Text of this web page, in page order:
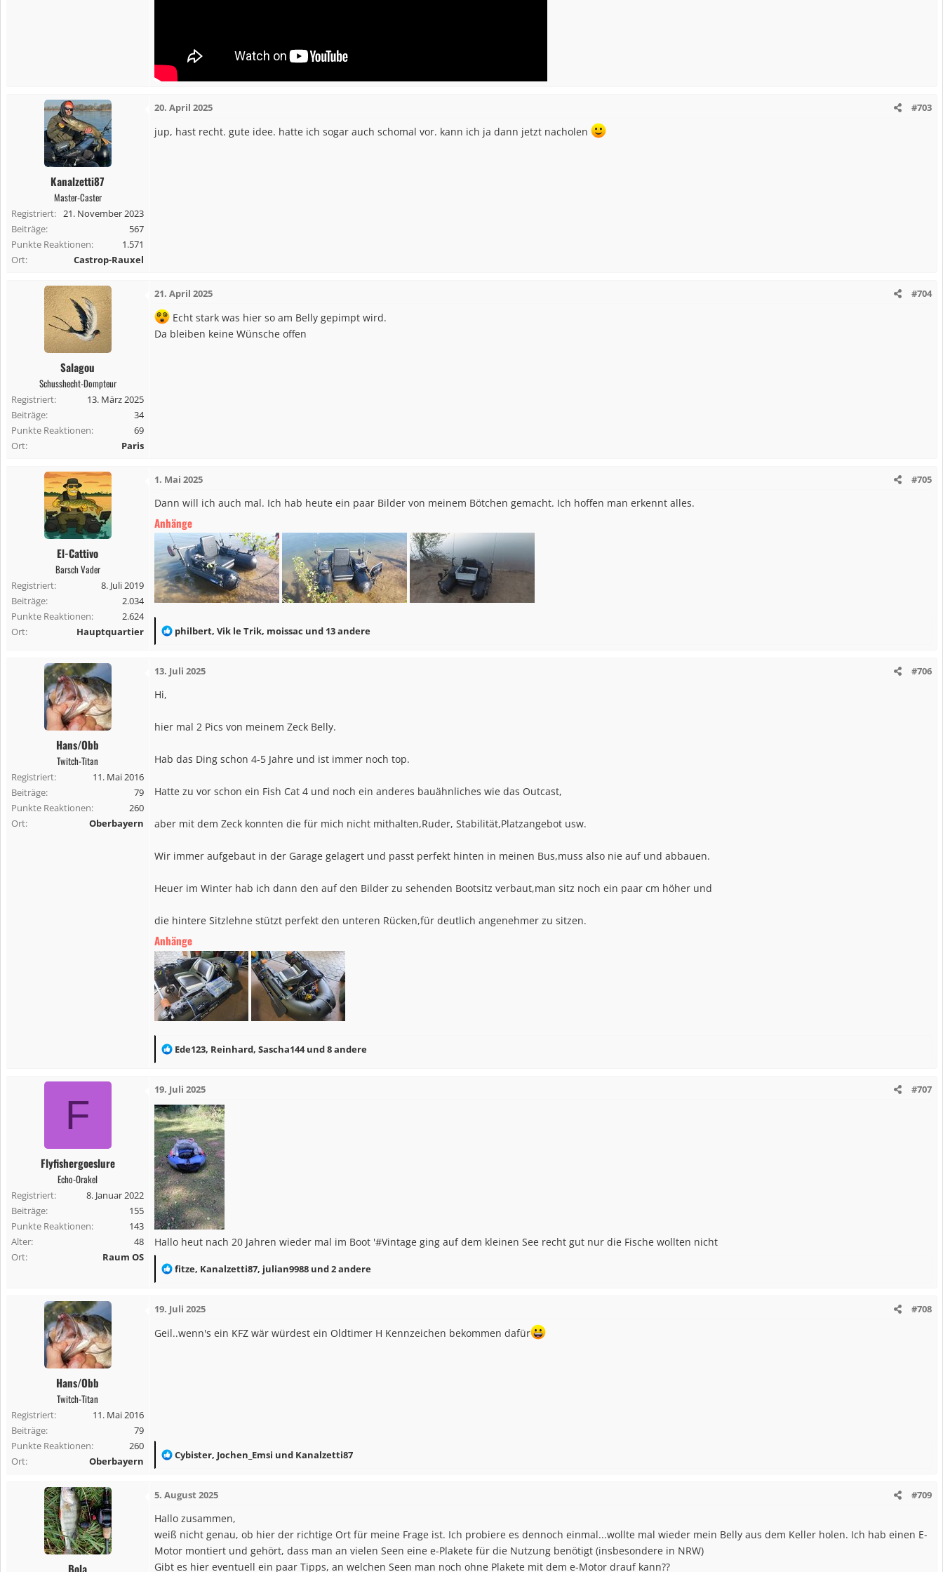
Kanalzetti87
Master-Caster
Registriert
21. November 2023
Beiträge
567
Punkte Reaktionen
1.571
Ort
Castrop-Rauxel
20. April 2025 #703
jup, hast recht. gute idee. hatte ich sogar auch schomal vor. kann ich ja dann jetzt nacholen
Salagou
Schusshecht-Dompteur
Registriert
13. März 2025
Beiträge
34
Punkte Reaktionen
69
Ort
Paris
21. April 2025 #704
Echt stark was hier so am Belly gepimpt wird.
Da bleiben keine Wünsche offen
El-Cattivo
Barsch Vader
Registriert
8. Juli 2019
Beiträge
2.034
Punkte Reaktionen
2.624
Ort
Hauptquartier
1. Mai 2025 #705
Dann will ich auch mal. Ich hab heute ein paar Bilder von meinem Bötchen gemacht. Ich hoffen man erkennt alles.
Anhänge
R
k
o
philbert, Vik le Trik, moissac und 13 andere
Hans/Obb
Twitch-Titan
Registriert
11. Mai 2016
Beiträge
79
Punkte Reaktionen
260
Ort
Oberbayern
13. Juli 2025 #706
Hi,
hier mal 2 Pics von meinem Zeck Belly.
Hab das Ding schon 4-5 Jahre und ist immer noch top.
Hatte zu vor schon ein Fish Cat 4 und noch ein anderes bauähnliches wie das Outcast,
aber mit dem Zeck konnten die für mich nicht mithalten,Ruder, Stabilität,Platzangebot usw.
Wir immer aufgebaut in der Garage gelagert und passt perfekt hinten in meinen Bus,muss also nie auf und abbauen.
Heuer im Winter hab ich dann den auf den Bilder zu sehenden Bootsitz verbaut,man sitz noch ein paar cm höher und
die hintere Sitzlehne stützt perfekt den unteren Rücken,für deutlich angenehmer zu sitzen.
Anhänge
R
k
t
i
o
n
e
n
:
Ede123, Reinhard, Sascha144und 8 andere
F
Flyfishergoeslure
Echo-Orakel
Registriert
8. Januar 2022
Beiträge
155
Punkte Reaktionen
143
Alter
48
Ort
Raum OS
19. Juli 2025 #707
Hallo heut nach 20 Jahren wieder mal im Boot '#Vintage ging auf dem kleinen See recht gut nur die Fische wollten nicht
R
k
fitze, Kanalzetti87, julian9988 und 2 andere
Hans/Obb
Twitch-Titan
Registriert
11. Mai 2016
Beiträge
79
Punkte Reaktionen
260
Ort
Oberbayern
19. Juli 2025 #708
Geil..wenn's ein KFZ wär würdest ein Oldtimer H Kennzeichen bekommen dafür
R
k
t
i
o
n
Cybister, Jochen_Emsi und Kanalzetti87
Bola
5. August 2025 #709
Hallo zusammen,
weiß nicht genau, ob hier der richtige Ort für meine Frage ist. Ich probiere es dennoch einmal...wollte mal wieder mein Belly aus dem Keller holen. Ich hab einen E-
Motor montiert und gehört, dass man an vielen Seen eine e-Plakete für die Nutzung benötigt (insbesondere in NRW)
Gibt es hier eventuell ein paar Tipps, an welchen Seen man noch ohne Plakete mit dem e-Motor drauf kann??